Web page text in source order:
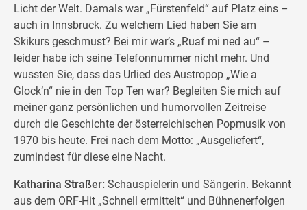
Licht der Welt. Damals war „Fürstenfeld“ auf Platz eins –
auch in Innsbruck. Zu welchem Lied haben Sie am
Skikurs geschmust? Bei mir war’s „Ruaf mi ned au“ –
leider habe ich seine Telefonnummer nicht mehr. Und
wussten Sie, dass das Urlied des Austropop „Wie a
Glock’n“ nie in den Top Ten war? Begleiten Sie mich auf
meiner ganz persönlichen und humorvollen Zeitreise
durch die Geschichte der österreichischen Popmusik von
1970 bis heute. Frei nach dem Motto: „Ausgeliefert“,
zumindest für diese eine Nacht.
Katharina Straßer: Schauspielerin und Sängerin. Bekannt
aus dem ORF-Hit „Schnell ermittelt“ und Bühnenerfolgen